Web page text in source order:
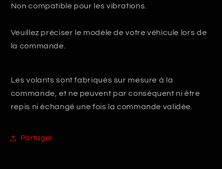
Non compatible pour les vibrations.
Veuillez préciser le modèle de votre véhicule lors de
la commande.
Les volants sont fabriqués sur mesure à la
commande, et ne peuvent par conséquent ni être
repis ni échangé une fois la commande validée.
Partager